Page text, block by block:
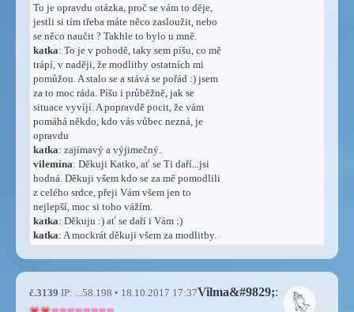
To je opravdu otázka, proč se vám to děje,
jestli si tím třeba máte něco zasloužit, nebo
se něco naučit ? Takhle to bylo u mně.
katka: To je v pohodě, taky sem píšu, co mě
trápí, v naději, že modlitby ostatních mi
pomůžou. A stalo se a stává se pořád :) jsem
za to moc ráda. Píšu i průběžně, jak se
situace vyvíjí. A popravdě pocit, že vám
pomáhá někdo, kdo vás vůbec nezná, je
opravdu
katka: zajímavý a výjimečný.
vilemína: Děkuji Katko, ať se Ti daří...jsi
hodná. Děkuji všem kdo se za mě pomodlili
z celého srdce, přeji Vám všem jen to
nejlepší, moc si toho vážím.
katka: Děkuju :) ať se daří i Vám :)
katka: A mockrát děkuji všem za modlitby.
č.3139 IP: ...58.198 • 18.10.2017 17:37Vilma&#9829;: